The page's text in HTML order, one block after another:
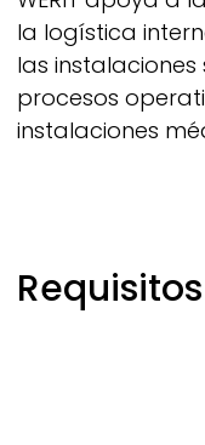
la logística
las
procesos
instalaciones